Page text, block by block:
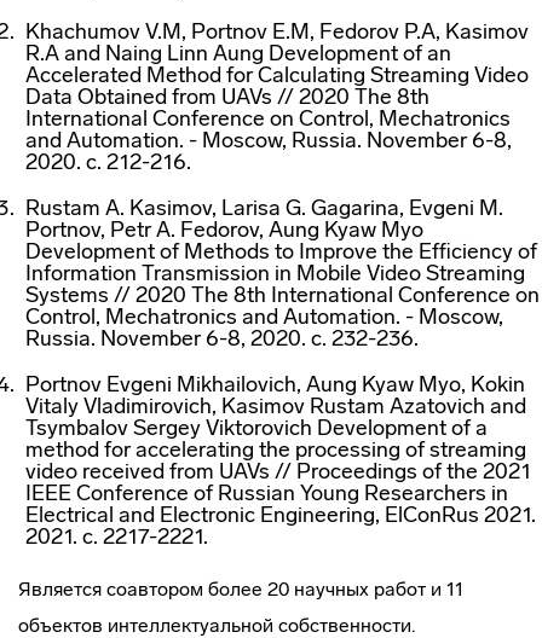
Khachumov V.M, Portnov E.M, Fedorov P.A, Kasimov
R.A and Naing Linn Aung Development of an
Accelerated Method for Calculating Streaming Video
Data Obtained from UAVs // 2020 The 8th
International Conference on Control, Mechatronics
and Automation. - Moscow, Russia. November 6-8,
2020. с. 212-216.
Rustam A. Kasimov, Larisa G. Gagarina, Evgeni M.
Portnov, Petr A. Fedorov, Aung Kyaw Myo
Development of Methods to Improve the Efficiency of
Information Transmission in Mobile Video Streaming
Systems // 2020 The 8th International Conference on
Control, Mechatronics and Automation. - Moscow,
Russia. November 6-8, 2020. с. 232-236.
Portnov Evgeni Mikhailovich, Aung Kyaw Myo, Kokin
Vitaly Vladimirovich, Kasimov Rustam Azatovich and
Tsymbalov Sergey Viktorovich Development of a
method for accelerating the processing of streaming
video received from UAVs // Proceedings of the 2021
IEEE Conference of Russian Young Researchers in
Electrical and Electronic Engineering, ElConRus 2021.
2021. c. 2217-2221.
Является соавтором более 20 научных работ и 11
объектов интеллектуальной собственности.